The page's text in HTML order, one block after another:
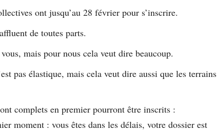
ont jusqu’au 28 février pour s’inscrire.
de toutes parts.
mais pour nous cela veut dire beaucoup.
pas élastique, mais cela veut dire aussi que les terrains
complets en premier pourront être inscrits :
moment : vous êtes dans les délais, votre dossier est